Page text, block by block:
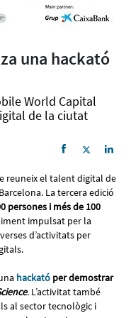
una hackató
World Capital
de la ciutat
reuneix el talent digital de
La tercera edició
persones i més de 100
impulsat per la
d’activitats per
hackató per demostrar
. L’activitat també
al sector tecnològic i